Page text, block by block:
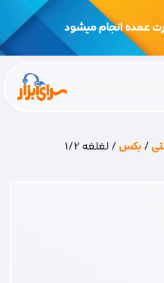
عمده انجام میشود
/بکس/ لغلغه 1/2